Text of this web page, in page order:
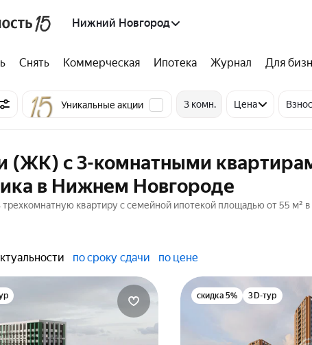
Нижний Новгород
Снять Коммерческая Ипотека Журнал Для
Уникальные акции 3 комн. Цена
(ЖК) с 3-комнатными
в Нижнем Новгороде
квартиру с семейной ипотекой площадью от 55
по сроку сдачи по цене
скидка 5% 3D-тур